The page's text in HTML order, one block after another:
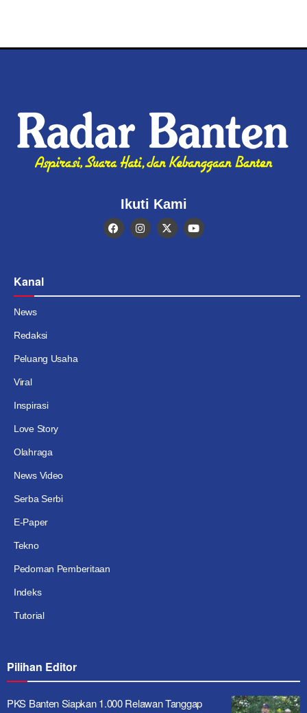
Ikuti Kami
Kanal
News
Redaksi
Peluang Usaha
Viral
Inspirasi
Love Story
Olahraga
News Video
Serba Serbi
E-Paper
Tekno
Pedoman Pemberitaan
Indeks
Tutorial
Pilihan Editor
PKS Banten Siapkan 1.000 Relawan Tanggap